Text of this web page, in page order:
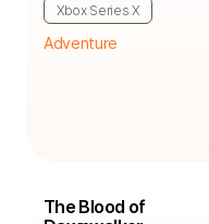
Xbox Series X
Adventure
The Blood of